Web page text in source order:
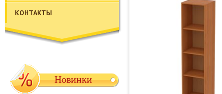
КОНТАКТЫ
Новинки